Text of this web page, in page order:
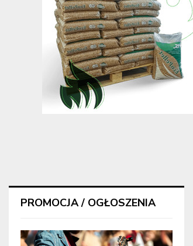
PROMOCJA / OGŁOSZENIA